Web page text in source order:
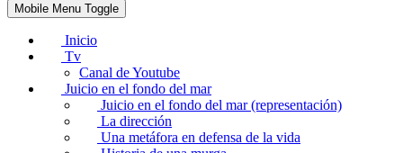
Mobile Menu Toggle
Inicio
Tv
Canal de Youtube
Juicio en el fondo del mar
Juicio en el fondo del mar (representación)
La dirección
Una metáfora en defensa de la vida